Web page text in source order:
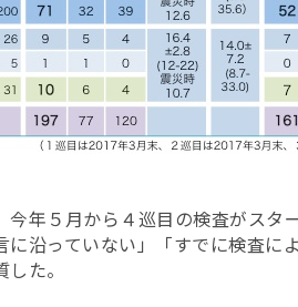
年５月から４巡目の検査がスタ
沿っていない」「すでに検査に
た。